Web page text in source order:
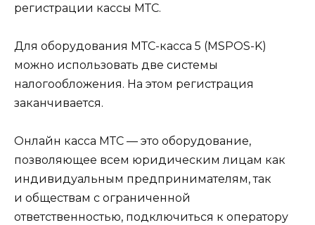
регистрации кассы МТС.
Для оборудования МТС-касса 5 (MSPOS-K)
можно использовать две системы
налогообложения. На этом регистрация
заканчивается.
Онлайн касса МТС — это оборудование,
позволяющее всем юридическим лицам как
индивидуальным предпринимателям, так
и обществам с ограниченной
ответственностью, подключиться к оператору